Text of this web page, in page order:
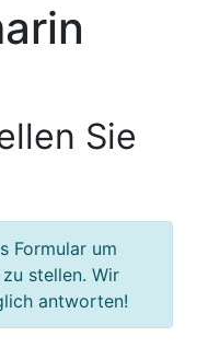
Sie
Formular um
stellen. Wir
antworten!